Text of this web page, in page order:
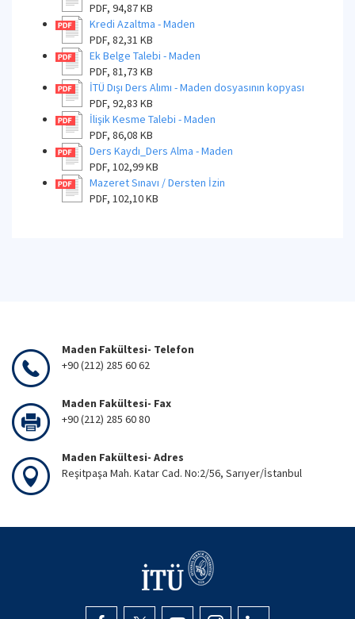
PDF, 94,87 KB
Kredi Azaltma - Maden
PDF, 82,31 KB
Ek Belge Talebi - Maden
PDF, 81,73 KB
İTÜ Dışı Ders Alımı - Maden dosyasının kopyası
PDF, 92,83 KB
İlişik Kesme Talebi - Maden
PDF, 86,08 KB
Ders Kaydı_Ders Alma - Maden
PDF, 102,99 KB
Mazeret Sınavı / Dersten İzin
PDF, 102,10 KB
Maden Fakültesi- Telefon
+90 (212) 285 60 62
Maden Fakültesi- Fax
+90 (212) 285 60 80
Maden Fakültesi- Adres
Reşitpaşa Mah. Katar Cad. No:2/56, Sarıyer/İstanbul